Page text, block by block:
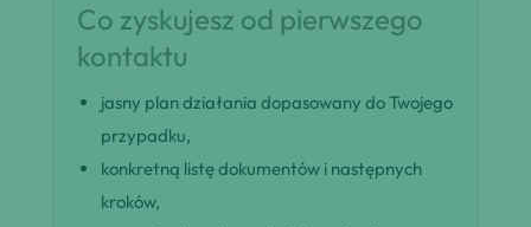
Co zyskujesz od pierwszego
kontaktu
jasny plan działania dopasowany do Twojego
przypadku,
konkretną listę dokumentów i następnych
kroków,